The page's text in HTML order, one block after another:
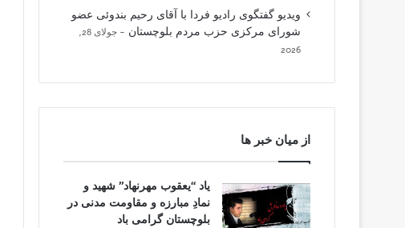
ویدیو گفتگوی رادیو فردا با آقای رحیم بندوئی عضو
شورای مرکزی حزب مردم بلوچستان
جولای 28,
2026
از میان خبر ها
یاد “یعقوب مهرنهاد” شهید و
نمادِ مبارزه و مقاومت مدنی در
بلوچستان گرامی باد